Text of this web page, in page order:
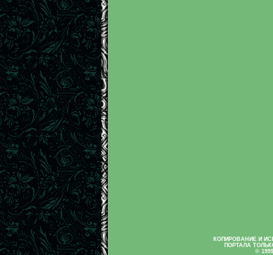
КОПИРОВАНИЕ И
ПОРТАЛА
©